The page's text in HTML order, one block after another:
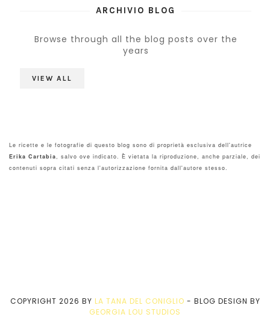
ARCHIVIO BLOG
Browse through all the blog posts over the
years
VIEW ALL
Le ricette e le fotografie di questo blog sono di proprietà esclusiva dell'autrice
Erika Cartabia, salvo ove indicato. È vietata la riproduzione, anche parziale, dei
contenuti sopra citati senza l'autorizzazione fornita dall'autore stesso.
COPYRIGHT 2026 BY LA TANA DEL CONIGLIO - BLOG DESIGN BY
GEORGIA LOU STUDIOS